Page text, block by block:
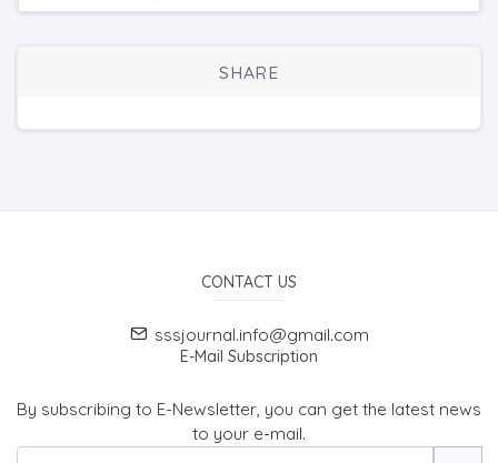
SHARE
CONTACT US
sssjournal.info@gmail.com
E-Mail Subscription
By subscribing to E-Newsletter, you can get the latest news
to your e-mail.